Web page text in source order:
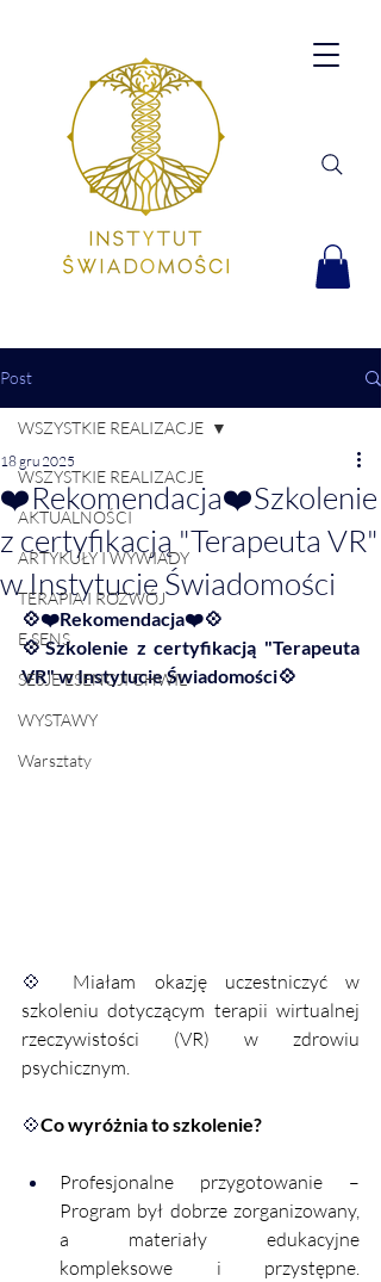
Post
WSZYSTKIE REALIZACJE
AKTUALNOŚCI
ARTYKUŁY I WYWIADY
TERAPIA I ROZWÓJ
E SENS
SESJE ESENCJI CHWIL
WYSTAWY
Warsztaty
WSZYSTKIE REALIZACJE
❤️Rekomendacja❤️Szkolenie
z certyfikacją "Terapeuta VR"
w Instytucie Świadomości
18 gru 2025
💠❤️Rekomendacja❤️💠
💠Szkolenie z certyfikacją "Terapeuta
VR" w Instytucie Świadomości💠
💠
Miałam okazję uczestniczyć w
szkoleniu dotyczącym terapii wirtualnej
rzeczywistości (VR) w zdrowiu
psychicznym.
💠Co wyróżnia to szkolenie?
Profesjonalne przygotowanie –
Program był dobrze zorganizowany,
a materiały edukacyjne
kompleksowe i przystępne.